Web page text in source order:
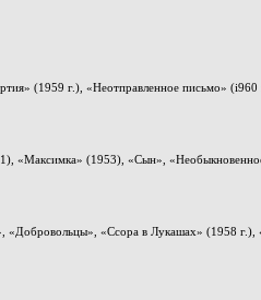
(1959 г.), «Неотправленное письмо»
«Максимка» (1953), «Сын»,
«Добровольцы», «Ссора в Лукашах» (1958 г.),